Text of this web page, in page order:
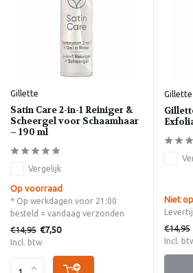
Gillette
Satin Care 2-in-1 Reiniger &
Scheergel voor Schaamhaar
– 190 ml
Vergelijk
Op voorraad
* Op werkdagen voor 21:00
besteld = vandaag verzonden
€14,95 €7,50
Incl. btw
Gillette
Niet
€14,95
Incl.